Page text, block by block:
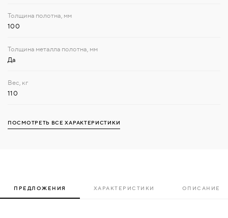
100
Да
110
ПОСМОТРЕТЬ ВСЕ ХАРАКТЕРИСТИКИ
ПРЕДЛОЖЕНИЯ ХАРАКТЕРИСТИКИ ОПИСАНИЕ